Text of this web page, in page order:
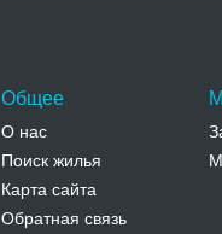
Общее
О нас
Поиск жилья
Карта сайта
Обратная связь